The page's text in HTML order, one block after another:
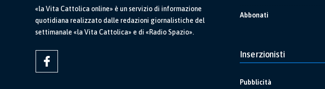
«la Vita Cattolica online» è un servizio di informazione
quotidiana realizzato dalle redazioni giornalistiche del
settimanale «la Vita Cattolica» e di «Radio Spazio».
Abbonati
Inserzionisti
Pubblicità